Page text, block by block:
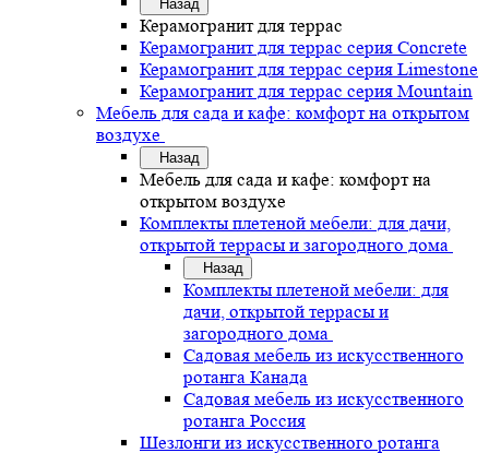
Назад
Керамогранит для террас
Керамогранит для террас серия Concrete
Керамогранит для террас серия Limestone
Керамогранит для террас серия Mountain
Мебель для сада и кафе: комфорт на открытом
воздухе
Назад
Мебель для сада и кафе: комфорт на
открытом воздухе
Комплекты плетеной мебели: для дачи,
открытой террасы и загородного дома
Назад
Комплекты плетеной мебели: для
дачи, открытой террасы и
загородного дома
Садовая мебель из искусственного
ротанга Канада
Садовая мебель из искусственного
ротанга Россия
Шезлонги из искусственного ротанга